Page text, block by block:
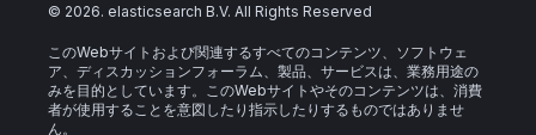
© 2026. elasticsearch B.V. All Rights Reserved
このWebサイトおよび関連するすべてのコンテンツ、ソフトウェ
ア、ディスカッションフォーラム、製品、サービスは、業務用途の
みを目的としています。このWebサイトやそのコンテンツは、消費
者が使用することを意図したり指示したりするものではありませ
ん。